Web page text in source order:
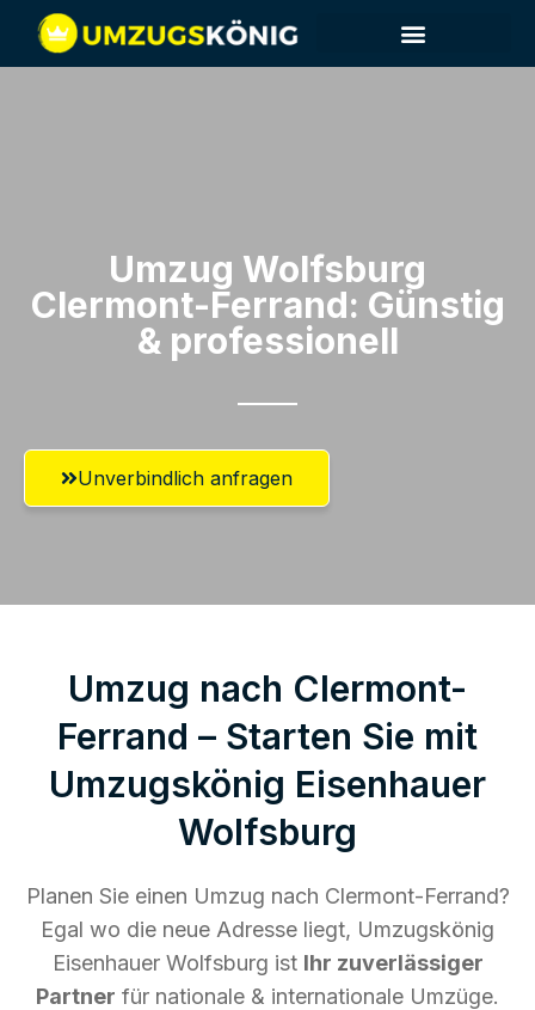
Umzug Wolfsburg​
Clermont-Ferrand: Günstig
& professionell​
Unverbindlich anfragen
Umzug nach Clermont-
Ferrand – Starten Sie mit
Umzugskönig Eisenhauer
Wolfsburg
Planen Sie einen Umzug nach Clermont-Ferrand?
Egal wo die neue Adresse liegt, Umzugskönig
Eisenhauer Wolfsburg ist Ihr zuverlässiger
Partner für nationale & internationale Umzüge.